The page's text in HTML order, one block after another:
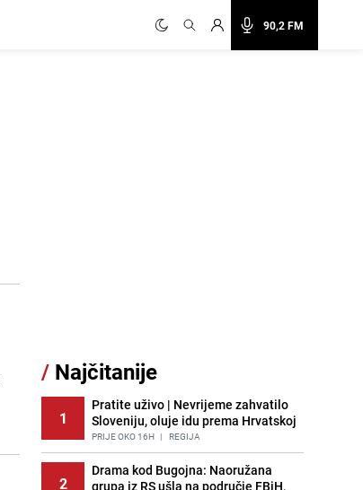
90,2 FM
/ Najčitanije
1
Pratite uživo | Nevrijeme zahvatilo
Sloveniju, oluje idu prema Hrvatskoj
PRIJE OKO 16H | REGIJA
2
Drama kod Bugojna: Naoružana
grupa iz RS ušla na područje FBiH,